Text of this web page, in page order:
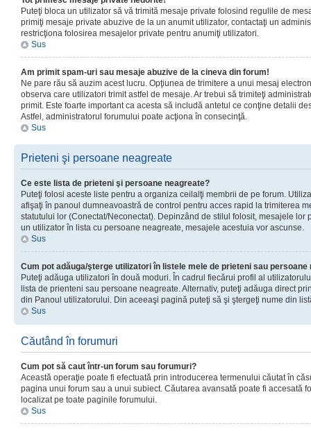
Puteţi bloca un utilizator să vă trimită mesaje private folosind regulile de
primiţi mesaje private abuzive de la un anumit utilizator, contactaţi un
restricţiona folosirea mesajelor private pentru anumiţi utilizatori.
Sus
Am primit spam-uri sau mesaje abuzive de la cineva din forum!
Ne pare rău să auzim acest lucru. Opţiunea de trimitere a unui mesaj
observa care utilizatori trimit astfel de mesaje. Ar trebui să trimiteţi
primit. Este foarte important ca acesta să includă antetul ce conţine detalii
Astfel, administratorul forumului poate acţiona în consecinţă.
Sus
Prieteni şi persoane neagreate
Ce este lista de prieteni şi persoane neagreate?
Puteţi folosi aceste liste pentru a organiza ceilalţi membrii de pe forum.
afişaţi în panoul dumneavoastră de control pentru acces rapid la trimiterea
statutului lor (Conectat/Neconectat). Depinzând de stilul folosit, mesajele lor
un utilizator în lista cu persoane neagreate, mesajele acestuia vor ascunse.
Sus
Cum pot adăuga/şterge utilizatori în listele mele de prieteni sau persoane
Puteţi adăuga utilizatori în două moduri. În cadrul fiecărui profil al
lista de prienteni sau persoane neagreate. Alternativ, puteţi adăuga direct
din Panoul utilizatorului. Din aceeaşi pagină puteţi să şi ştergeţi nume din
Sus
Căutând în forumuri
Cum pot să caut într-un forum sau forumuri?
Această operaţie poate fi efectuată prin introducerea termenului căutat în
pagina unui forum sau a unui subiect. Căutarea avansată poate fi accesată
localizat pe toate paginile forumului.
Sus